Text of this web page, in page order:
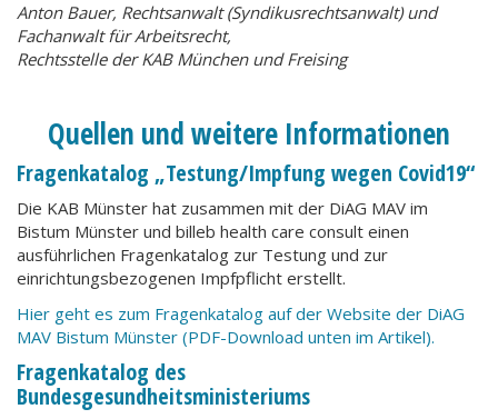
Anton Bauer, Rechtsanwalt (Syndikusrechtsanwalt) und
Fachanwalt für Arbeitsrecht,
Rechtsstelle der KAB München und Freising
Quellen und weitere Informationen
Fragenkatalog „Testung/Impfung wegen Covid19“
Die KAB Münster hat zusammen mit der DiAG MAV im
Bistum Münster und billeb health care consult einen
ausführlichen Fragenkatalog zur Testung und zur
einrichtungsbezogenen Impfpflicht erstellt.
Hier geht es zum Fragenkatalog auf der Website der DiAG
MAV Bistum Münster (PDF-Download unten im Artikel).
Fragenkatalog des
Bundesgesundheitsministeriums